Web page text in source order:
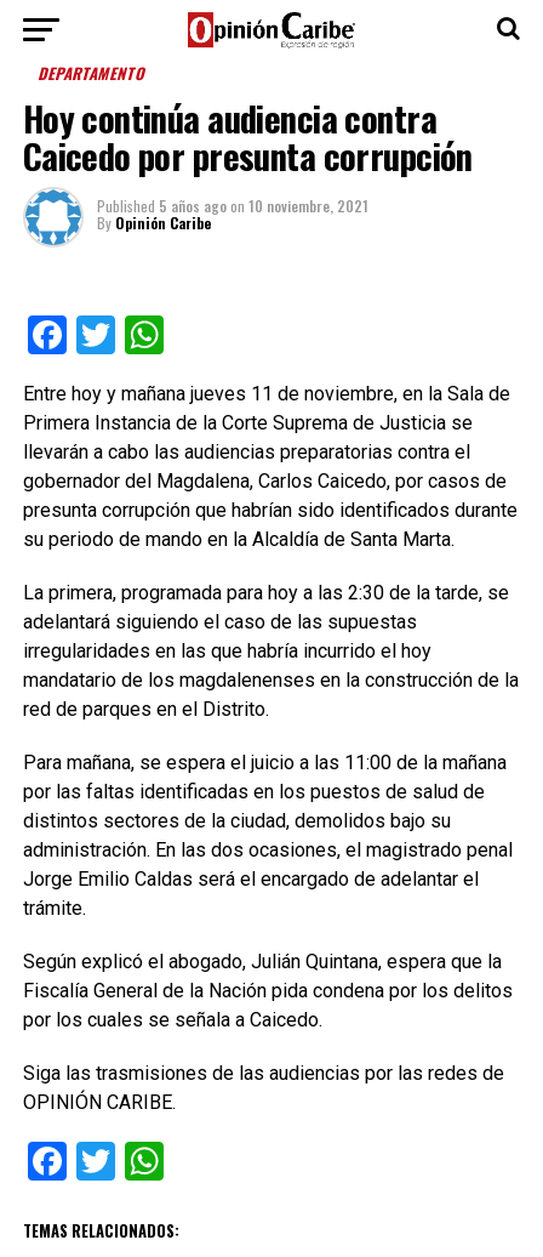
DEPARTAMENTO
Hoy continúa audiencia contra
Caicedo por presunta corrupción
Published 5 años agoon 10 noviembre, 2021
By Opinión Caribe
Facebook
TwitterWhatsApp
Entre hoy y mañana jueves 11 de noviembre, en la Sala de
Primera Instancia de la Corte Suprema de Justicia se
llevarán a cabo las audiencias preparatorias contra el
gobernador del Magdalena, Carlos Caicedo, por casos de
presunta corrupción que habrían sido identificados durante
su periodo de mando en la Alcaldía de Santa Marta.
La primera, programada para hoy a las 2:30 de la tarde, se
adelantará siguiendo el caso de las supuestas
irregularidades en las que habría incurrido el hoy
mandatario de los magdalenenses en la construcción de la
red de parques en el Distrito.
Para mañana, se espera el juicio a las 11:00 de la mañana
por las faltas identificadas en los puestos de salud de
distintos sectores de la ciudad, demolidos bajo su
administración. En las dos ocasiones, el magistrado penal
Jorge Emilio Caldas será el encargado de adelantar el
trámite.
Según explicó el abogado, Julián Quintana, espera que la
Fiscalía General de la Nación pida condena por los delitos
por los cuales se señala a Caicedo.
Siga las trasmisiones de las audiencias por las redes de
OPINIÓN CARIBE.
Facebook
TwitterWhatsApp
TEMAS RELACIONADOS: